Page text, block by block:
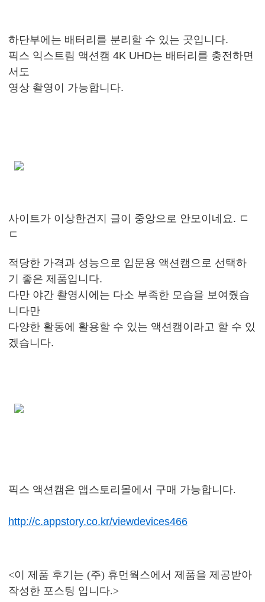
하단부에는 배터리를 분리할 수 있는 곳입니다.
픽스 익스트림 액션캠 4K UHD는 배터리를 충전하면
서도
영상 촬영이 가능합니다.
사이트가 이상한건지 글이 중앙으로 안모이네요. ㄷ
ㄷ
적당한 가격과 성능으로 입문용 액션캠으로 선택하
기 좋은 제품입니다.
다만 야간 촬영시에는 다소 부족한 모습을 보여줬습
니다만
다양한 활동에 활용할 수 있는 액션캠이라고 할 수 있
겠습니다.
픽스 액션캠은 앱스토리몰에서 구매 가능합니다.
http://c.appstory.co.kr/viewdevices466
<이 제품 후기는 (주) 휴먼웍스에서 제품을 제공받아
작성한 포스팅 입니다.>